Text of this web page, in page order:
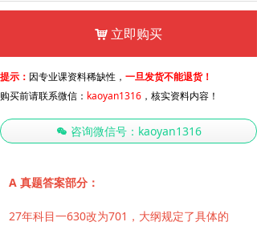
낙 立即购买
A 真题答案部分：
27年科目一630改为701，大纲规定了具体的
提示： 因专业课资料稀缺性， 一旦发货不能退货！
购买前请联系微信： kaoyan1316 ，核实资料内容！
너 咨询微信号：kaoyan1316